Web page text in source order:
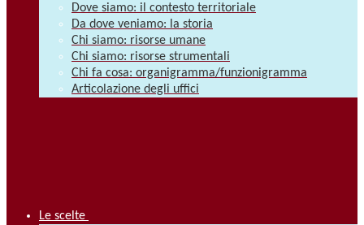
Dove siamo: il contesto territoriale
Da dove veniamo: la storia
Chi siamo: risorse umane
Chi siamo: risorse strumentali
Chi fa cosa: organigramma/funzionigramma
Articolazione degli uffici
Le scelte